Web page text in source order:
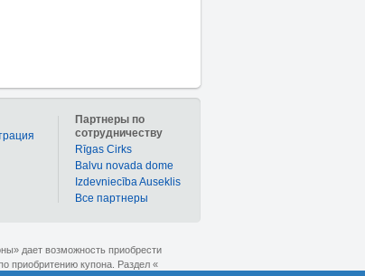
Партнеры по
сотрудничеству
Rīgas Cirks
Balvu novada dome
Izdevniecība Auseklis
Bce партнеры
дает возможность приобрести
приобритению купона. Раздел «